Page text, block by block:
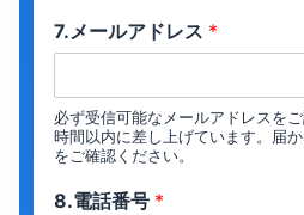
7.メールアドレス *
必ず受信可能なメールアドレスを
時間以内に差し上げています。届
をご確認ください。
8.電話番号 *